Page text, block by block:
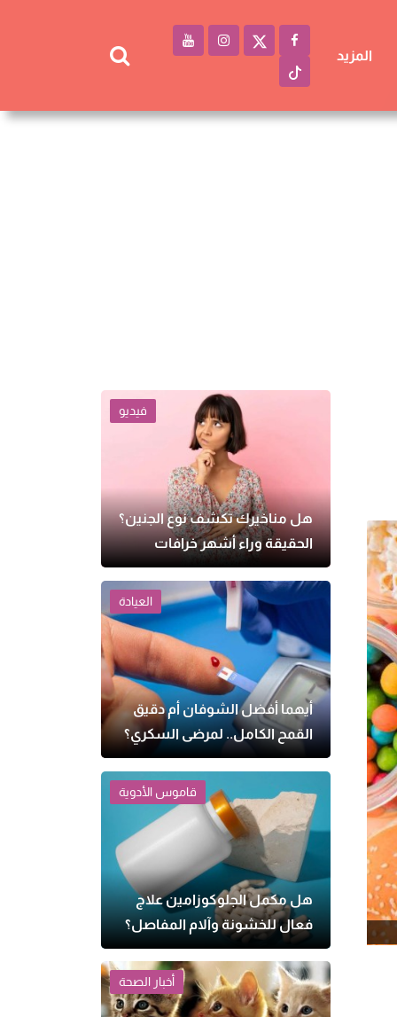
المزيد
فيديو
هل مناخيرك تكشف نوع الجنين؟
الحقيقة وراء أشهر خرافات
الحمل
العيادة
أيهما أفضل الشوفان أم دقيق
القمح الكامل.. لمرضى السكري؟
قاموس الأدوية
هل مكمل الجلوكوزامين علاج
فعال للخشونة وآلام المفاصل؟
أخبار الصحة